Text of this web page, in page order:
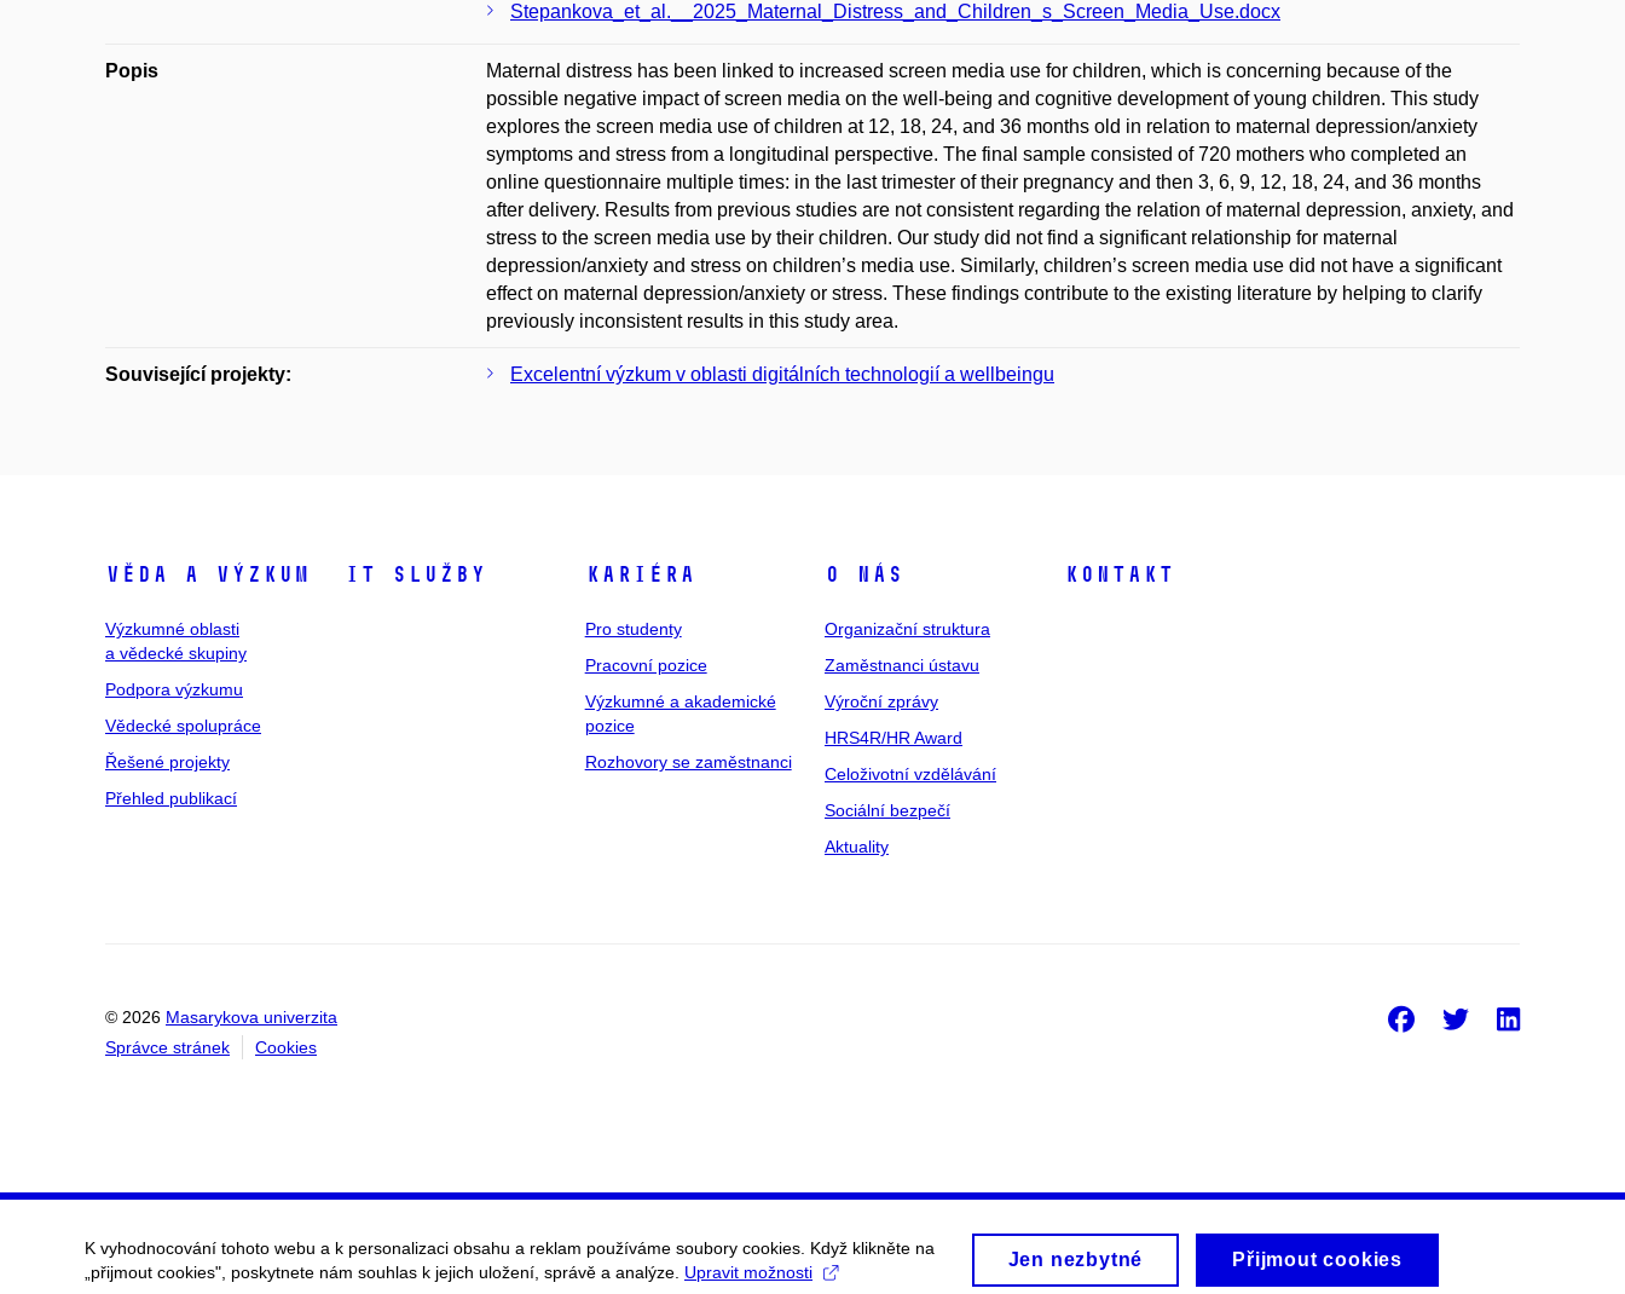
Stepankova_et_al.__2025_Maternal_Distress_and_Children_s_Screen_Media_Use.docx
Popis
Maternal distress has been linked to increased screen media use for children, which is concerning because of the
possible negative impact of screen media on the well-being and cognitive development of young children. This study
explores the screen media use of children at 12, 18, 24, and 36 months old in relation to maternal depression/anxiety
symptoms and stress from a longitudinal perspective. The final sample consisted of 720 mothers who completed an
online questionnaire multiple times: in the last trimester of their pregnancy and then 3, 6, 9, 12, 18, 24, and 36 months
after delivery. Results from previous studies are not consistent regarding the relation of maternal depression, anxiety, and
stress to the screen media use by their children. Our study did not find a significant relationship for maternal
depression/anxiety and stress on children’s media use. Similarly, children’s screen media use did not have a significant
effect on maternal depression/anxiety or stress. These findings contribute to the existing literature by helping to clarify
previously inconsistent results in this study area.
Související projekty: Excelentní výzkum v oblasti digitálních technologií a wellbeingu
Věda a výzkum
Výzkumné oblasti
a vědecké skupiny
Podpora výzkumu
Vědecké spolupráce
Řešené projekty
Přehled publikací
IT služby Kariéra
Pro studenty
Pracovní pozice
Výzkumné a akademické
pozice
Rozhovory se zaměstnanci
O nás
Organizační struktura
Zaměstnanci ústavu
Výroční zprávy
HRS4R/HR Award
Celoživotní vzdělávání
Sociální bezpečí
Aktuality
Kontakt
© 2026 Masarykova univerzita
Správce stránek
Cookies
Facebook
Twitter
K vyhodnocování tohoto webu a k personalizaci obsahu a reklam používáme soubory cookies. Když klikněte na
„přijmout cookies", poskytnete nám souhlas k jejich uložení, správě a analýze. Upravit možnosti
Jen nezbytné Přijmout cookies